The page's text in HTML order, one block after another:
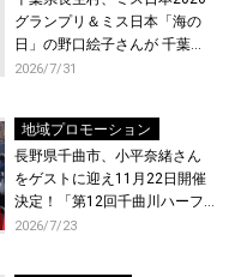
グランプリ＆ミス日本「海の
日」の野口絵子さんが 千葉県
唯一の村・長生村で地引網を
2026/7/31
地域プロモーション
長野県千曲市、小平奈緒さん
をゲストに迎え11月22日開催
決定！「第12回千曲川ハーフ
マラソン」エントリー受付開
2026/7/23